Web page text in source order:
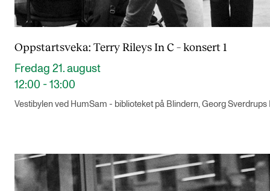
Oppstartsveka: Terry Rileys In C – konsert 1
Fredag 21. august
12:00 - 13:00
Vestibylen ved HumSam - biblioteket på Blindern, Georg Sverdrups